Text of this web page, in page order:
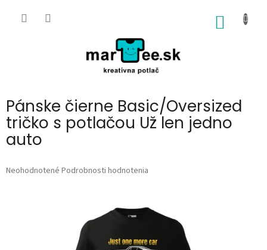
Pánske čierne Basic/Oversized
tričko s potlačou Už len jedno
auto
Priemerné
Neohodnotené Podrobnosti hodnotenia